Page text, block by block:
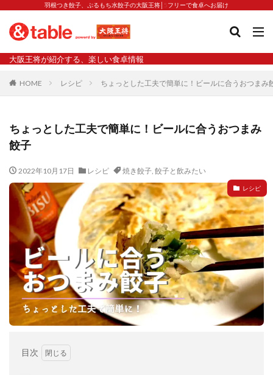
羽根つき餃子、ぷるもち水餃子の大阪王将│5フリーで食卓へお届け
大阪王将が紹介する、楽しい食卓情報
HOME レシピ ちょっとした工夫で簡単に！ビールに合うおつまみ
ちょっとした工夫で簡単に！ビールに合うおつまみ
餃子
2022年10月17日 レシピ 焼き餃子, 餃子と飲みたい
レシピ
目次
タグ
2023新商品 炒飯の素 業務スーパー
水餃子
減塩
渡韓 渡韓ごっこ 炒飯
焼きそば
焼売と飲みたい
焼酎 猛暑 栄養
春雨
大阪王将 背徳のバターすぎるぎょうざ
天津飯
宇都宮
宮崎辛麺 宮崎餃子
小籠包と飲みたい
昇華
居酒屋 弁当 担々麺
揚げ餃子
新商品
旨辛 生産者 硬くなる
外食事業
食の安全
鉄ラー油 鍋
鍋スープ
開発秘話
関西万博 食と栄養 餃子
辛
餃子と食べたい
餃子と飲みたい 魚醬
麺
麻婆豆腐
麻辣湯 通販 質問
節約
肉汁爆弾餃子
米飯
羽根つき スタミナ肉餃子
肉まん・豚まん